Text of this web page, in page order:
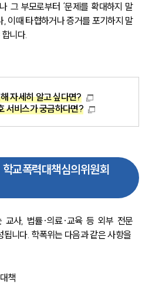
그 부모로부터 ‘문제를 확대하지 말
, 이때 타협하거나 증거를 포기하지 말
니다.
자세히 알고 싶다면?
서비스가 궁금하다면?
교폭력대책심의위원회
교사, 법률·의료·교육 등 외부 전문
니다. 학폭위는 다음과 같은 사항을
책